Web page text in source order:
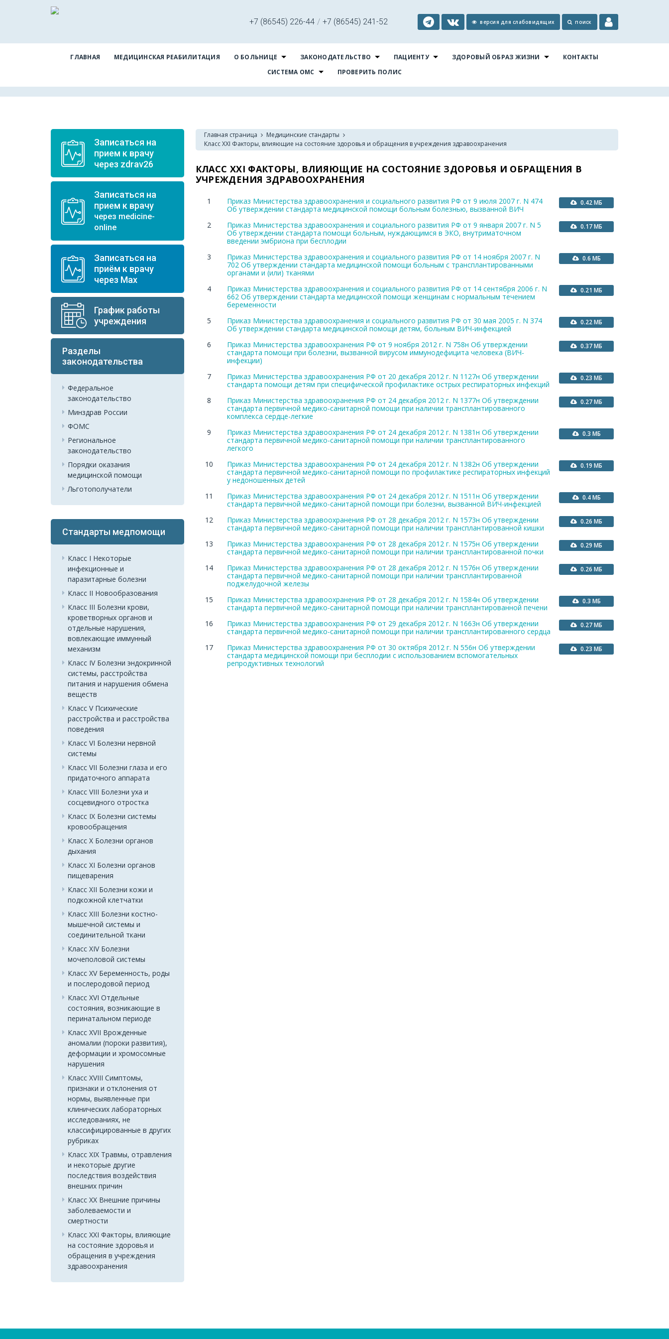
+7 (86545) 226-44 / +7 (86545) 241-52 версия для слабовидящих поиск
ГЛАВНАЯ МЕДИЦИНСКАЯ РЕАБИЛИТАЦИЯ О БОЛЬНИЦЕ ЗАКОНОДАТЕЛЬСТВО ПАЦИЕНТУ ЗДОРОВЫЙ ОБРАЗ ЖИЗНИ
КОНТАКТЫ
СИСТЕМА ОМС
ПРОВЕРИТЬ ПОЛИС
Записаться на
прием к врачу
через zdrav26
Записаться на
прием к врачу
через medicine-
online
Записаться на
приём к врачу
через Мах
График работы
учреждения
Разделы
законодательства
Федеральное
законодательство
Минздрав России
ФОМС
Региональное
законодательство
Порядки оказания
медицинской помощи
Льготополучатели
Стандарты медпомощи
Класс I Некоторые
инфекционные и
паразитарные болезни
Класс II Новообразования
Класс III Болезни крови,
кроветворных органов и
отдельные нарушения,
вовлекающие иммунный
механизм
Класс IV Болезни эндокринной
системы, расстройства
питания и нарушения обмена
веществ
Класс V Психические
расстройства и расстройства
поведения
Класс VI Болезни нервной
системы
Класс VII Болезни глаза и его
придаточного аппарата
Класс VIII Болезни уха и
сосцевидного отростка
Класс IX Болезни системы
кровообращения
Класс X Болезни органов
дыхания
Класс XI Болезни органов
пищеварения
Класс XII Болезни кожи и
подкожной клетчатки
Класс XIII Болезни костно-
мышечной системы и
соединительной ткани
Класс XIV Болезни
мочеполовой системы
Класс XV Беременность, роды
и послеродовой период
Класс XVI Отдельные
состояния, возникающие в
перинатальном периоде
Класс XVII Врожденные
аномалии (пороки развития),
деформации и хромосомные
нарушения
Класс XVIII Симптомы,
признаки и отклонения от
нормы, выявленные при
клинических лабораторных
исследованиях, не
классифицированные в других
рубриках
Класс XIX Травмы, отравления
и некоторые другие
последствия воздействия
внешних причин
Класс XX Внешние причины
заболеваемости и
смертности
Класс XXI Факторы, влияющие
на состояние здоровья и
обращения в учреждения
здравоохранения
Главная страница
Медицинские стандарты
Класс XXI Факторы, влияющие на состояние здоровья и обращения в учреждения здравоохранения
КЛАСС XXI ФАКТОРЫ, ВЛИЯЮЩИЕ НА СОСТОЯНИЕ ЗДОРОВЬЯ И ОБРАЩЕНИЯ В
УЧРЕЖДЕНИЯ ЗДРАВООХРАНЕНИЯ
1
Приказ Министерства здравоохранения и социального развития РФ от 9 июля 2007 г. N 474
Об утверждении стандарта медицинской помощи больным болезнью, вызванной ВИЧ
0.42 МБ
2
Приказ Министерства здравоохранения и социального развития РФ от 9 января 2007 г. N 5
Об утверждении стандарта помощи больным, нуждающимся в ЭКО, внутриматочном
введении эмбриона при бесплодии
0.17 МБ
3
Приказ Министерства здравоохранения и социального развития РФ от 14 ноября 2007 г. N
702 Об утверждении стандарта медицинской помощи больным с трансплантированными
органами и (или) тканями
0.6 МБ
4
Приказ Министерства здравоохранения и социального развития РФ от 14 сентября 2006 г. N
662 Об утверждении стандарта медицинской помощи женщинам с нормальным течением
беременности
0.21 МБ
5
Приказ Министерства здравоохранения и социального развития РФ от 30 мая 2005 г. N 374
Об утверждении стандарта медицинской помощи детям, больным ВИЧ-инфекцией
0.22 МБ
6
Приказ Министерства здравоохранения РФ от 9 ноября 2012 г. N 758н Об утверждении
стандарта помощи при болезни, вызванной вирусом иммунодефицита человека (ВИЧ-
инфекции)
0.37 МБ
7
Приказ Министерства здравоохранения РФ от 20 декабря 2012 г. N 1127н Об утверждении
стандарта помощи детям при специфической профилактике острых респираторных инфекций
0.23 МБ
8
Приказ Министерства здравоохранения РФ от 24 декабря 2012 г. N 1377н Об утверждении
стандарта первичной медико-санитарной помощи при наличии трансплантированного
комплекса сердце-легкие
0.27 МБ
9
Приказ Министерства здравоохранения РФ от 24 декабря 2012 г. N 1381н Об утверждении
стандарта первичной медико-санитарной помощи при наличии трансплантированного
легкого
0.3 МБ
10
Приказ Министерства здравоохранения РФ от 24 декабря 2012 г. N 1382н Об утверждении
стандарта первичной медико-санитарной помощи по профилактике респираторных инфекций
у недоношенных детей
0.19 МБ
11
Приказ Министерства здравоохранения РФ от 24 декабря 2012 г. N 1511н Об утверждении
стандарта первичной медико-санитарной помощи при болезни, вызванной ВИЧ-инфекцией
0.4 МБ
12
Приказ Министерства здравоохранения РФ от 28 декабря 2012 г. N 1573н Об утверждении
стандарта первичной медико-санитарной помощи при наличии трансплантированной кишки
0.26 МБ
13
Приказ Министерства здравоохранения РФ от 28 декабря 2012 г. N 1575н Об утверждении
стандарта первичной медико-санитарной помощи при наличии трансплантированной почки
0.29 МБ
14
Приказ Министерства здравоохранения РФ от 28 декабря 2012 г. N 1576н Об утверждении
стандарта первичной медико-санитарной помощи при наличии трансплантированной
поджелудочной железы
0.26 МБ
15
Приказ Министерства здравоохранения РФ от 28 декабря 2012 г. N 1584н Об утверждении
стандарта первичной медико-санитарной помощи при наличии трансплантированной печени
0.3 МБ
16
Приказ Министерства здравоохранения РФ от 29 декабря 2012 г. N 1663н Об утверждении
стандарта первичной медико-санитарной помощи при наличии трансплантированного сердца
0.27 МБ
17
Приказ Министерства здравоохранения РФ от 30 октября 2012 г. N 556н Об утверждении
стандарта медицинской помощи при бесплодии с использованием вспомогательных
репродуктивных технологий
0.23 МБ